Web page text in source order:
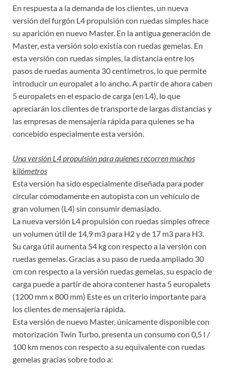
En respuesta a la demanda de los clientes, un nueva
versión del furgón L4 propulsión con ruedas simples hace
su aparición en nuevo Master. En la antigua generación de
Master, esta versión solo existía con ruedas gemelas. En
esta versión con ruedas simples, la distancia entre los
pasos de ruedas aumenta 30 centímetros, lo que permite
introducir un europalet a lo ancho. A partir de ahora caben
5 europalets en el espacio de carga (en L4), lo que
apreciarán los clientes de transporte de largas distancias y
las empresas de mensajería rápida para quienes se ha
concebido especialmente esta versión.
Una versión L4 propulsión para quienes recorren muchos
kilómetros
Esta versión ha sido especialmente diseñada para poder
circular cómodamente en autopista con un vehículo de
gran volumen (L4) sin consumir demasiado.
La nueva versión L4 propulsión con ruedas simples ofrece
un volumen útil de 14,9 m3 para H2 y de 17 m3 para H3.
Su carga útil aumenta 54 kg con respecto a la versión con
ruedas gemelas. Gracias a su paso de rueda ampliado 30
cm con respecto a la versión ruedas gemelas, su espacio de
carga puede a partir de ahora contener hasta 5 europalets
(1200 mm x 800 mm) Este es un criterio importante para
los clientes de mensajería rápida.
Esta versión de nuevo Master, únicamente disponible con
motorización Twin Turbo, presenta un consumo con 0,5 l /
100 km menos con respecto a su equivalente con ruedas
gemelas gracias sobre todo a: